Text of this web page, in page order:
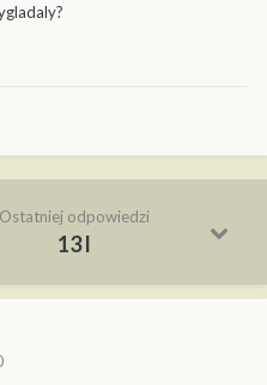
Ostatniej odpowiedzi
13 l